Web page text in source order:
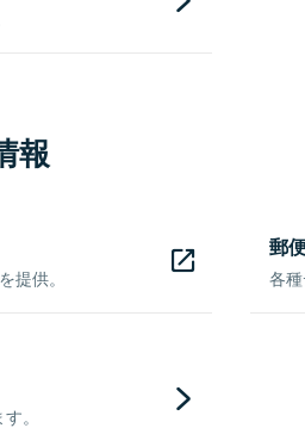
報
提供。
郵
各
。